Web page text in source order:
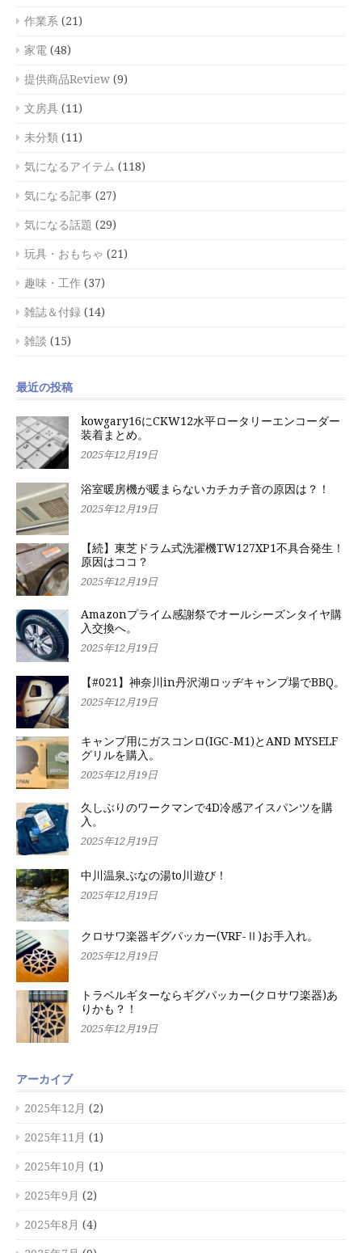
作業系 (21)
家電 (48)
提供商品Review (9)
文房具 (11)
未分類 (11)
気になるアイテム (118)
気になる記事 (27)
気になる話題 (29)
玩具・おもちゃ (21)
趣味・工作 (37)
雑誌＆付録 (14)
雑談 (15)
最近の投稿
kowgary16にCKW12水平ロータリーエンコーダー
装着まとめ。
2025年12月19日
浴室暖房機が暖まらないカチカチ音の原因は？！
2025年12月19日
【続】東芝ドラム式洗濯機TW127XP1不具合発生！
原因はココ？
2025年12月19日
Amazonプライム感謝祭でオールシーズンタイヤ購
入交換へ。
2025年12月19日
【#021】神奈川in丹沢湖ロッヂキャンプ場でBBQ。
2025年12月19日
キャンプ用にガスコンロ(IGC-M1)とAND MYSELF
グリルを購入。
2025年12月19日
久しぶりのワークマンで4D冷感アイスパンツを購
入。
2025年12月19日
中川温泉ぶなの湯to川遊び！
2025年12月19日
クロサワ楽器ギグパッカー(VRF-Ⅱ)お手入れ。
2025年12月19日
トラベルギターならギグパッカー(クロサワ楽器)あ
りかも？！
2025年12月19日
アーカイブ
2025年12月 (2)
2025年11月 (1)
2025年10月 (1)
2025年9月 (2)
2025年8月 (4)